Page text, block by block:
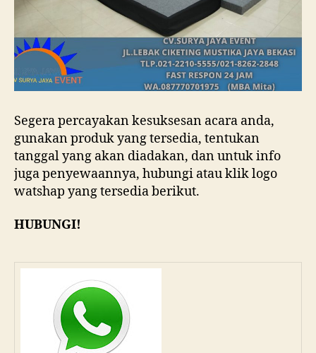
Segera percayakan kesuksesan acara anda,
gunakan produk yang tersedia, tentukan
tanggal yang akan diadakan, dan untuk info
juga penyewaannya, hubungi atau klik logo
watshap yang tersedia berikut.
HUBUNGI!